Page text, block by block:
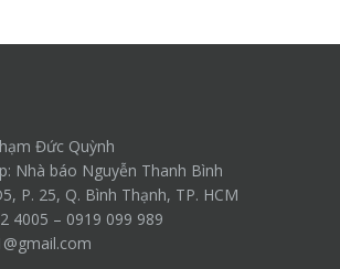
Đức Quỳnh
Nhà báo Nguyễn Thanh Bình
P. 25, Q. Bình Thạnh, TP. HCM
4005 – 0919 099 989